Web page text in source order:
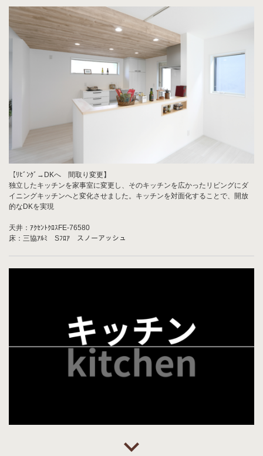
【ﾘﾋﾞﾝｸﾞ→DKへ 間取り変更】
独立したキッチンを家事室に変更し、そのキッチンを広かったリビングにダ
イニングキッチンへと変化させました。キッチンを対面化することで、開放
的なDKを実現
天井：ｱｸｾﾝﾄｸﾛｽFE-76580
床：三協ｱﾙﾐ Sﾌﾛｱ スノーアッシュ